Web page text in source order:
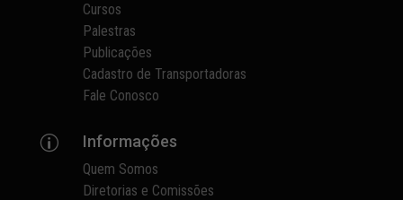
Cursos
Palestras
Publicações
Cadastro de Transportadoras
Fale Conosco
p Informações
Quem Somos
Diretorias e Comissões